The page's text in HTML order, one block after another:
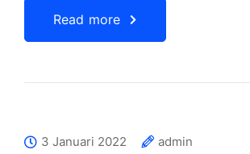
Read more
3 Januari 2022
admin